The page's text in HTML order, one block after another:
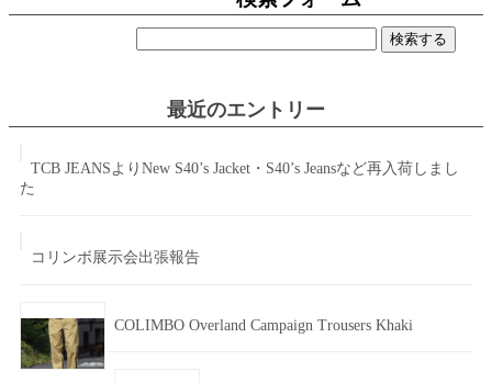
最近のエントリー
TCB JEANSよりNew S40’s Jacket・S40’s Jeansなど再入荷しまし
た
コリンボ展示会出張報告
COLIMBO Overland Campaign Trousers Khaki